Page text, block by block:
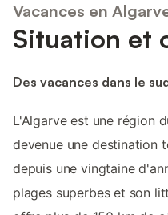
Vacances en
Situation et
Des vacances dans le
L'Algarve est une région
devenue une destination
depuis une vingtaine
plages superbes et son